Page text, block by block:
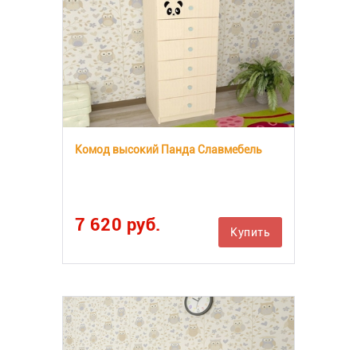
Комод высокий Панда Славмебель
7 620 руб. Купить